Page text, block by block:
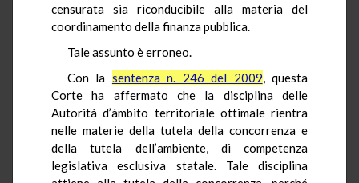
censurata sia riconducibile alla materia del
coordinamento della finanza pubblica.
Tale assunto è erroneo.
Con la sentenza n. 246 del 2009, questa
Corte ha affermato che la disciplina delle
Autorità d’àmbito territoriale ottimale rientra
nelle materie della tutela della concorrenza e
della tutela dell’ambiente, di competenza
legislativa esclusiva statale. Tale disciplina